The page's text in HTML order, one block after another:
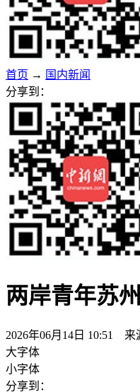
首页 → 国内新闻
分享到：
两岸青年苏
2026年06月14日 10:51 来
大字体
小字体
分享到：